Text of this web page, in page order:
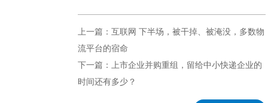
上一篇：互联网 下半场，被干掉、被淹没，多数物
流平台的宿命
下一篇：上市企业并购重组，留给中小快递企业的
时间还有多少？